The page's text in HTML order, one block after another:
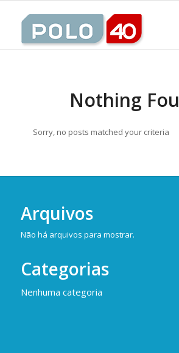
Nothing
Sorry, no posts matched your criteria
Arquivos
Não há arquivos para mostrar.
Categorias
Nenhuma categoria